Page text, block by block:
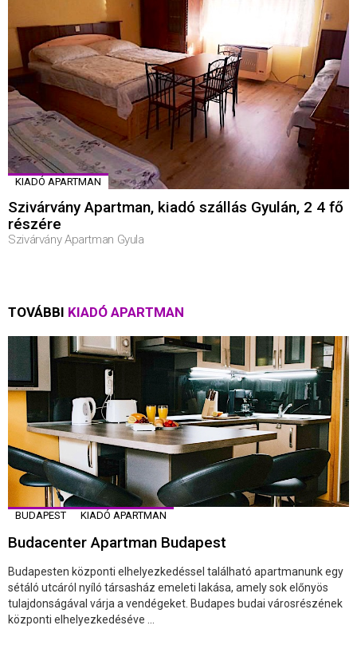
KIADÓ APARTMAN
Szivárvány Apartman, kiadó szállás Gyulán, 2 4 fő
részére
Szivárvány Apartman Gyula
TOVÁBBI KIADÓ APARTMAN
BUDAPEST KIADÓ APARTMAN
Budacenter Apartman Budapest
Budapesten központi elhelyezkedéssel található apartmanunk egy
sétáló utcáról nyíló társasház emeleti lakása, amely sok előnyös
tulajdonságával várja a vendégeket. Budapes budai városrészének
központi elhelyezkedéséve ...